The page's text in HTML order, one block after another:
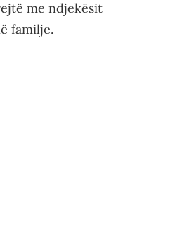
me ndjekësit
familje.